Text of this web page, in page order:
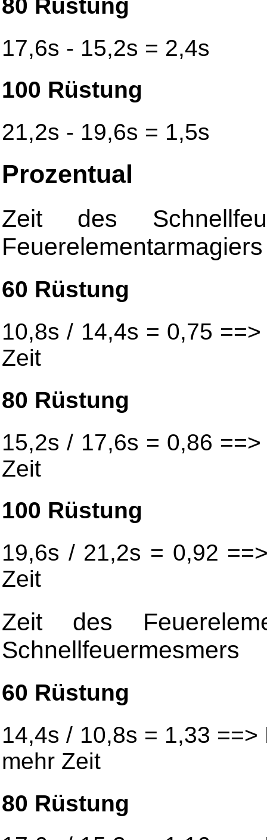
80 Rüstung
17,6s - 15,2s = 2,4s
100 Rüstung
21,2s - 19,6s = 1,5s
Prozentual
Zeit des
Feuerelementarmagiers
60 Rüstung
10,8s / 14,4s = 0,75
Zeit
80 Rüstung
15,2s / 17,6s = 0,86
Zeit
100 Rüstung
19,6s / 21,2s = 0,92
Zeit
Zeit des
Schnellfeuermesmers
60 Rüstung
14,4s / 10,8s = 1,33
mehr Zeit
80 Rüstung